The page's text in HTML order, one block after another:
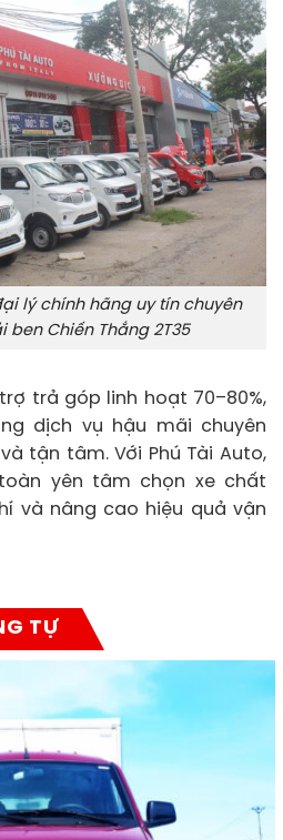
lý chính hãng uy tín chuyên
ben Chiến Thắng 2T35
trả góp linh hoạt 70–80%,
dịch vụ hậu mãi chuyên
tận tâm. Với Phú Tài Auto,
yên tâm chọn xe chất
và nâng cao hiệu quả vận
TỰ